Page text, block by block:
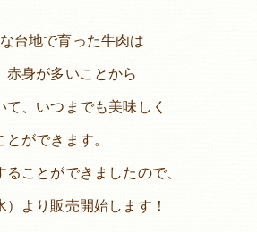
台地で育った牛肉は
赤身が多いことから
、いつまでも美味しく
ができます。
ことができましたので、
）より販売開始します！